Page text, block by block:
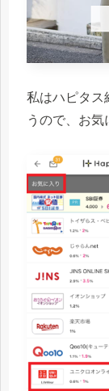
私はハピタス
うので、お気